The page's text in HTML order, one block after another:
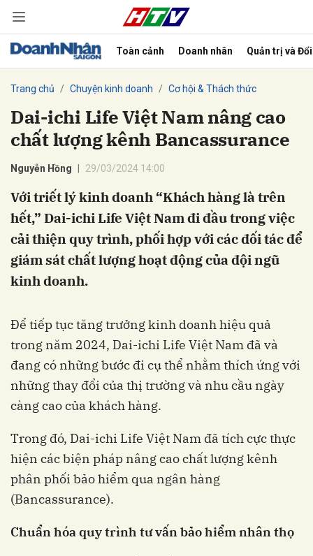
Toàn cảnh Doanh nhân Quản trị và
Trang chủ Chuyện kinh doanh Cơ hội & Thách thức
Dai-ichi Life Việt Nam nâng cao
chất lượng kênh Bancassurance
Nguyễn Hồng 29/03/2024 14:00
Với triết lý kinh doanh “Khách hàng là trên
hết,” Dai-ichi Life Việt Nam đi đầu trong việc
cải thiện quy trình, phối hợp với các đối tác để
giám sát chất lượng hoạt động của đội ngũ
kinh doanh.
Để tiếp tục tăng trưởng kinh doanh hiệu quả
trong năm 2024, Dai-ichi Life Việt Nam đã và
đang có những bước đi cụ thể nhằm thích ứng với
những thay đổi của thị trường và nhu cầu ngày
càng cao của khách hàng.
Trong đó, Dai-ichi Life Việt Nam đã tích cực thực
hiện các biện pháp nâng cao chất lượng kênh
phân phối bảo hiểm qua ngân hàng
(Bancassurance).
Chuẩn hóaquy trình tư vấn bảo hiểm nhân thọ
Hủy